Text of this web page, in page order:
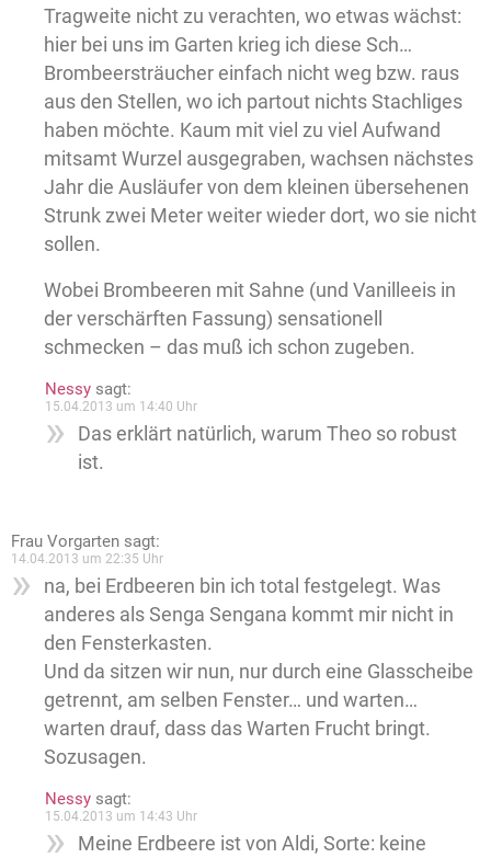
Tragweite nicht zu verachten, wo etwas wächst:
hier bei uns im Garten krieg ich diese Sch…
Brombeersträucher einfach nicht weg bzw. raus
aus den Stellen, wo ich partout nichts Stachliges
haben möchte. Kaum mit viel zu viel Aufwand
mitsamt Wurzel ausgegraben, wachsen nächstes
Jahr die Ausläufer von dem kleinen übersehenen
Strunk zwei Meter weiter wieder dort, wo sie nicht
sollen.
Wobei Brombeeren mit Sahne (und Vanilleeis in
der verschärften Fassung) sensationell
schmecken – das muß ich schon zugeben.
Nessy sagt:
15.04.2013 um 14:40 Uhr
Das erklärt natürlich, warum Theo so robust
ist.
Frau Vorgarten sagt:
14.04.2013 um 22:35 Uhr
na, bei Erdbeeren bin ich total festgelegt. Was
anderes als Senga Sengana kommt mir nicht in
den Fensterkasten.
Und da sitzen wir nun, nur durch eine Glasscheibe
getrennt, am selben Fenster… und warten…
warten drauf, dass das Warten Frucht bringt.
Sozusagen.
Nessy sagt:
15.04.2013 um 14:43 Uhr
Meine Erdbeere ist von Aldi, Sorte: keine